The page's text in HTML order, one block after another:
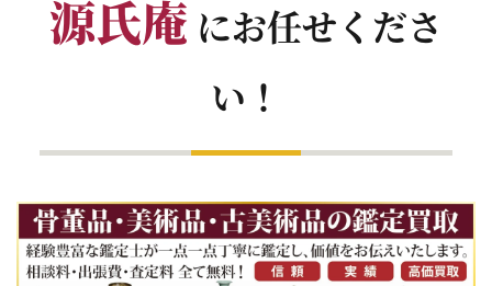
源氏庵 にお任せくださ
い！